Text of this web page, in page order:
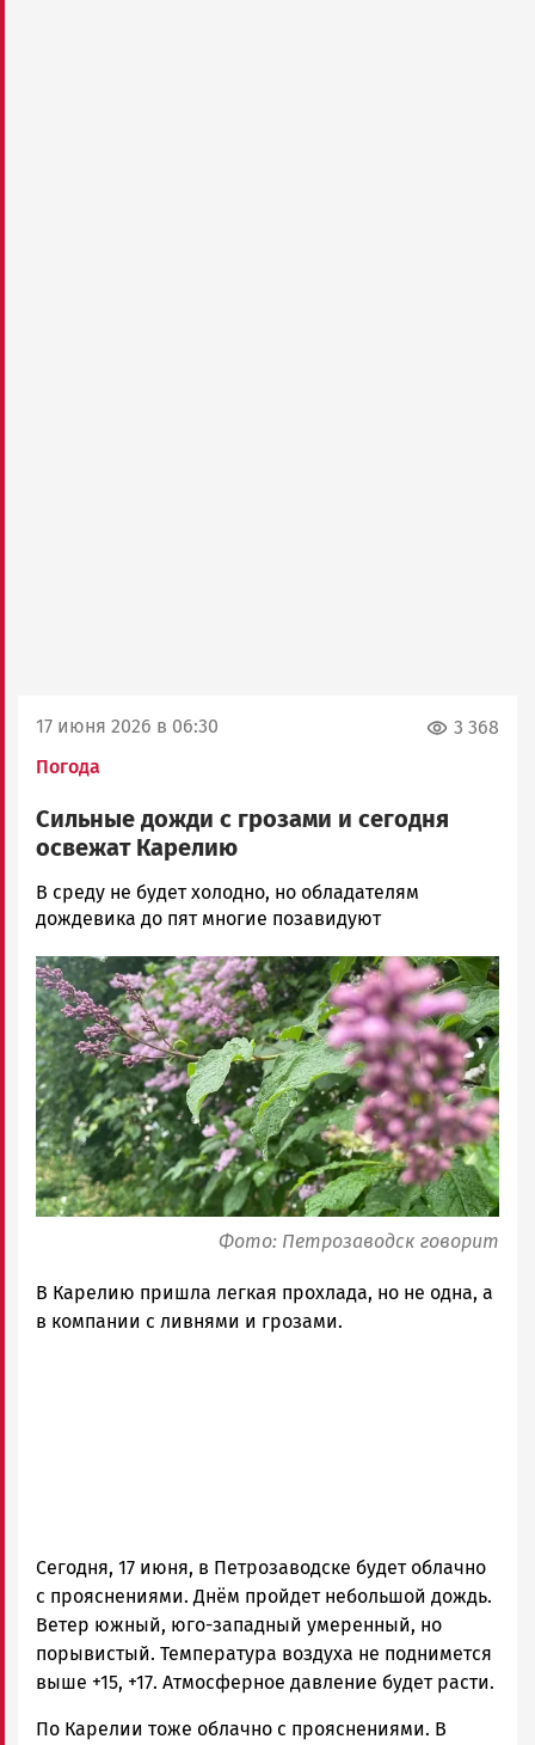
17 июня 2026 в 06:30
Погода
3 368
Сильные дожди с грозами и сегодня
освежат Карелию
Наталья
Колоко…
Петрозаводска
и
Карелии
|
Петрозаводск
ГОВОРИТ
В среду не будет холодно, но обладателям
дождевика до пят многие позавидуют
Image
Фото: Петрозаводск говорит
В Карелию пришла легкая прохлада, но не одна, а
в компании с ливнями и грозами.
Сегодня, 17 июня, в Петрозаводске будет облачно
с прояснениями. Днём пройдет небольшой дождь.
Ветер южный, юго-западный умеренный, но
порывистый. Температура воздуха не поднимется
выше +15, +17. Атмосферное давление будет расти.
По Карелии тоже облачно с прояснениями. В